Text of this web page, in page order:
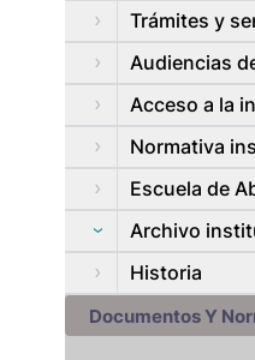
Trámites y
Audiencias
Acceso a la
Normativa
Escuela de
Archivo
Historia
Documentos Y